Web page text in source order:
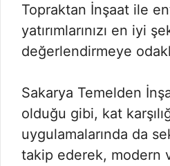
Topraktan İnşaat ile
yatırımlarınızı en iyi
değerlendirmeye
Sakarya Temelden
olduğu gibi, kat
uygulamalarında da
takip ederek, modern